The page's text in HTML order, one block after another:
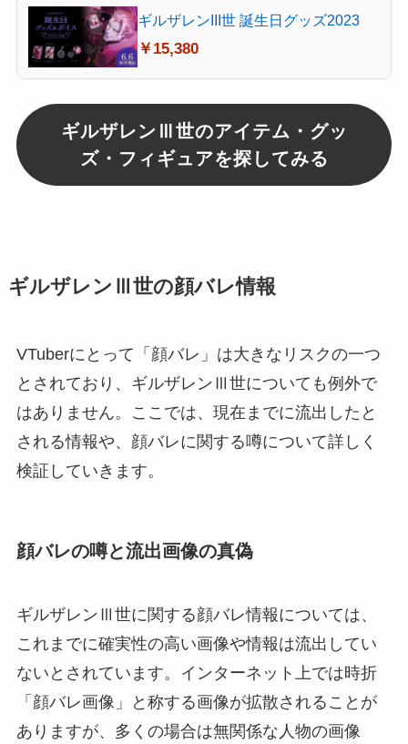
ギルザレンIII世 誕生日グッズ2023
￥15,380
ギルザレンⅢ世のアイテム・グッ
ズ・フィギュアを探してみる
ギルザレンⅢ世の顔バレ情報
VTuberにとって「顔バレ」は大きなリスクの一つ
とされており、ギルザレンⅢ世についても例外で
はありません。ここでは、現在までに流出したと
される情報や、顔バレに関する噂について詳しく
検証していきます。
顔バレの噂と流出画像の真偽
ギルザレンⅢ世に関する顔バレ情報については、
これまでに確実性の高い画像や情報は流出してい
ないとされています。インターネット上では時折
「顔バレ画像」と称する画像が拡散されることが
ありますが、多くの場合は無関係な人物の画像